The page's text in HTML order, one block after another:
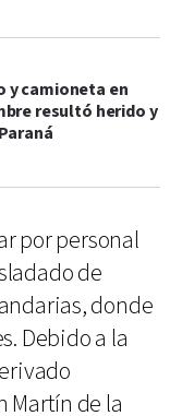
y camioneta en
resultó herido y
por personal
de
donde
Debido a la
Martín de la